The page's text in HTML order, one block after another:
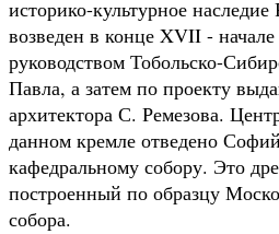
историко-культурное
возведен в конце XVII -
руководством Тобольско-
Павла, а затем по проекту
архитектора С. Ремезова.
данном кремле отведено
кафедральному собору. Это
построенный по образцу
собора.